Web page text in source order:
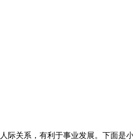
际关系，有利于事业发展。下面